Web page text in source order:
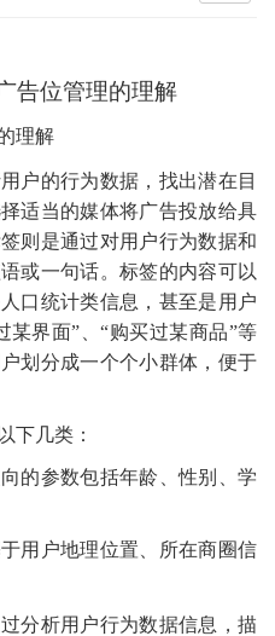
告位管理的理解
理解
户的行为数据，找出潜在目
适当的媒体将广告投放给具
则是通过对用户行为数据和
或一句话。标签的内容可以
口统计类信息，甚至是用户
某界面”、“购买过某商品”等
划分成一个个小群体，便于
下几类：
的参数包括年龄、性别、学
用户地理位置、所在商圈信
分析用户行为数据信息，描